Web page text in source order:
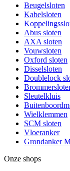
Beugelsloten
Kabelsloten
Abus sloten
AXA sloten
Vouwsloten
Oxford sloten
Disselsloten
Doublelock
Sleutelkluis
Wielklemmen
SCM sloten
Vloeranker
Grondanker
Onze shops